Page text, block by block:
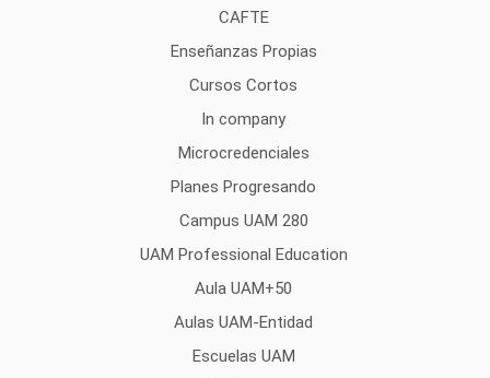
CAFTE
Enseñanzas Propias
Cursos Cortos
In company
Microcredenciales
Planes Progresando
Campus UAM 280
UAM Professional Education
Aula UAM+50
Aulas UAM-Entidad
Escuelas UAM